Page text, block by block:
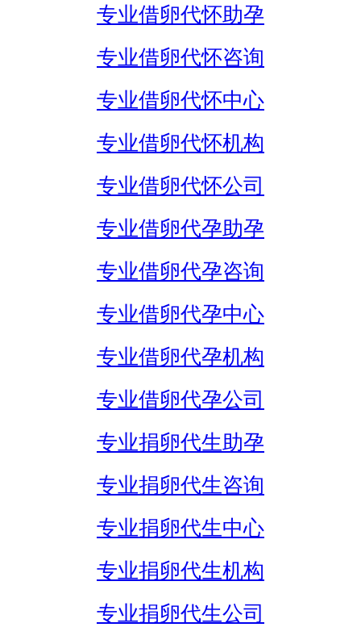
专业借卵代怀助孕
专业借卵代怀咨询
专业借卵代怀中心
专业借卵代怀机构
专业借卵代怀公司
专业借卵代孕助孕
专业借卵代孕咨询
专业借卵代孕中心
专业借卵代孕机构
专业借卵代孕公司
专业捐卵代生助孕
专业捐卵代生咨询
专业捐卵代生中心
专业捐卵代生机构
专业捐卵代生公司